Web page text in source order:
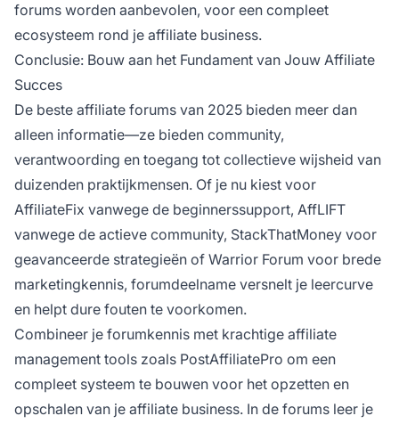
forums worden aanbevolen, voor een compleet
ecosysteem rond je affiliate business.
Conclusie: Bouw aan het Fundament van Jouw Affiliate
Succes
De beste affiliate forums van 2025 bieden meer dan
alleen informatie—ze bieden community,
verantwoording en toegang tot collectieve wijsheid van
duizenden praktijkmensen. Of je nu kiest voor
AffiliateFix vanwege de beginnerssupport, AffLIFT
vanwege de actieve community, StackThatMoney voor
geavanceerde strategieën of Warrior Forum voor brede
marketingkennis, forumdeelname versnelt je leercurve
en helpt dure fouten te voorkomen.
Combineer je forumkennis met krachtige affiliate
management tools zoals PostAffiliatePro om een
compleet systeem te bouwen voor het opzetten en
opschalen van je affiliate business. In de forums leer je